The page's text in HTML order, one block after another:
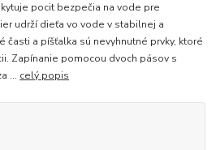
pocit bezpečia na vode pre
udrží dieťa vo vode v stabilnej a
a píšťalka sú nevyhnutné prvky, ktoré
Zapínanie pomocou dvoch pásov s
... celý popis